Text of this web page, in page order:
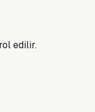
edilir.